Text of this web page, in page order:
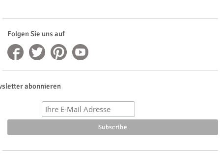
Folgen Sie uns auf
abonnieren